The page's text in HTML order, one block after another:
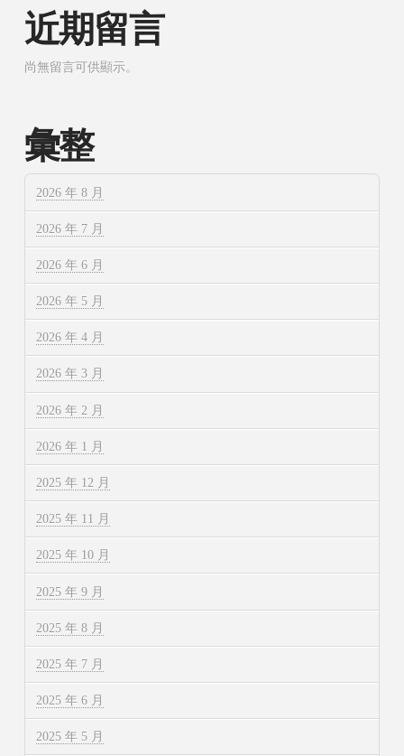
近期留言
尚無留言可供顯示。
彙整
2026 年 8 月
2026 年 7 月
2026 年 6 月
2026 年 5 月
2026 年 4 月
2026 年 3 月
2026 年 2 月
2026 年 1 月
2025 年 12 月
2025 年 11 月
2025 年 10 月
2025 年 9 月
2025 年 8 月
2025 年 7 月
2025 年 6 月
2025 年 5 月